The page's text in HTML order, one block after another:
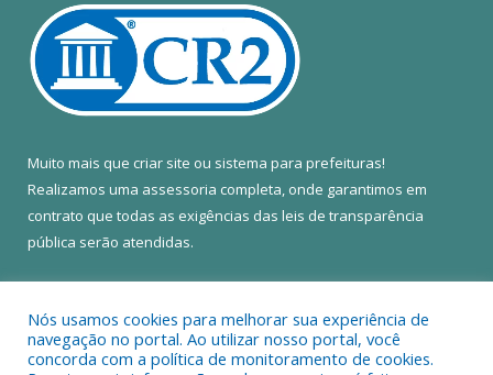
Muito mais que criar site ou sistema para prefeituras!
Realizamos uma assessoria completa, onde garantimos em
contrato que todas as exigências das leis de transparência
pública serão atendidas.
Nós usamos cookies para melhorar sua experiência de
navegação no portal. Ao utilizar nosso portal, você
concorda com a política de monitoramento de cookies.